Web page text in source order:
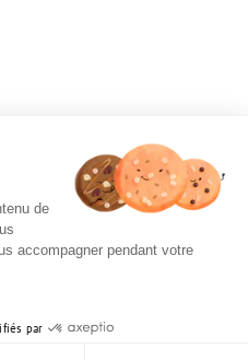
de
accompagner pendant votre
par